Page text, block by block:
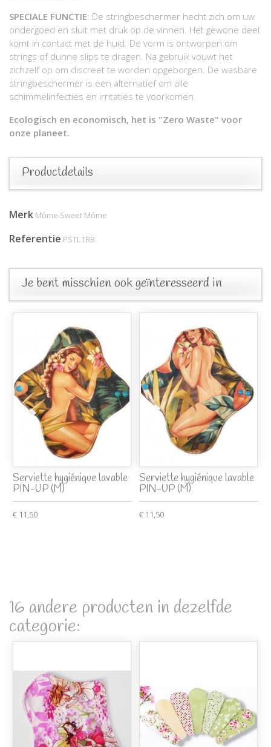
SPECIALE FUNCTIE: De stringbeschermer hecht zich om uw
ondergoed en sluit met druk op de vinnen. Het gewone deel
komt in contact met de huid. De vorm is ontworpen om
strings of dunne slips te dragen. Na gebruik vouwt het
zichzelf op om discreet te worden opgeborgen. De wasbare
stringbeschermer is een alternatief om alle
schimmelinfecties en irritaties te voorkomen.
Ecologisch en economisch, het is "Zero Waste" voor
onze planeet.
Productdetails
Merk Môme Sweet Môme
Referentie PSTL1RB
Je bent misschien ook geïnteresseerd in
Serviette hygiénique lavable
PIN-UP (M)
€ 11,50
Serviette hygiénique lavable
PIN-UP (M)
€ 11,50
16 andere producten in dezelfde
categorie: